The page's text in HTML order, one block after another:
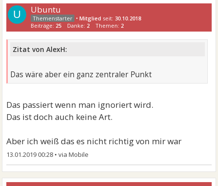
U Ubuntu
•Mitglied seit: 30.10.2018
Beiträge: 25 Danke: 2 Themen: 2
Zitat von AlexH:
Das wäre aber ein ganz zentraler Punkt
Das passiert wenn man ignoriert wird.
Das ist doch auch keine Art.
Aber ich weiß das es nicht richtig von mir war
13.01.2019 00:28 •